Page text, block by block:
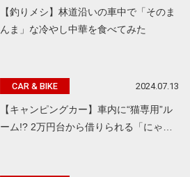
【釣りメシ】林道沿いの車中で「そのま
んま」な冷やし中華を食べてみた
CAR & BIKE 2024.07.13
【キャンピングカー】車内に“猫専用”ル
ーム!? 2万円台から借りられる「にゃ…